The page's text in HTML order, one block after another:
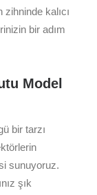
kalıcı
bir adım
Model
bir tarzı
sunuyoruz.
şık